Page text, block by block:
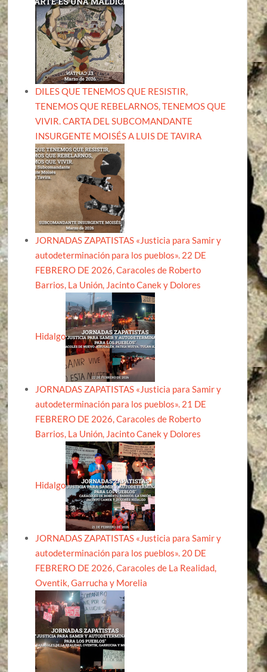
DILES QUE TENEMOS QUE RESISTIR,
TENEMOS QUE REBELARNOS, TENEMOS QUE
VIVIR. CARTA DEL SUBCOMANDANTE
INSURGENTE MOISÉS A LUIS DE TAVIRA
JORNADAS ZAPATISTAS «Justicia para Samir y
autodeterminación para los pueblos». 22 DE
FEBRERO DE 2026, Caracoles de Roberto
Barrios, La Unión, Jacinto Canek y Dolores
Hidalgo
JORNADAS ZAPATISTAS «Justicia para Samir y
autodeterminación para los pueblos». 21 DE
FEBRERO DE 2026, Caracoles de Roberto
Barrios, La Unión, Jacinto Canek y Dolores
Hidalgo
JORNADAS ZAPATISTAS «Justicia para Samir y
autodeterminación para los pueblos». 20 DE
FEBRERO DE 2026, Caracoles de La Realidad,
Oventik, Garrucha y Morelia